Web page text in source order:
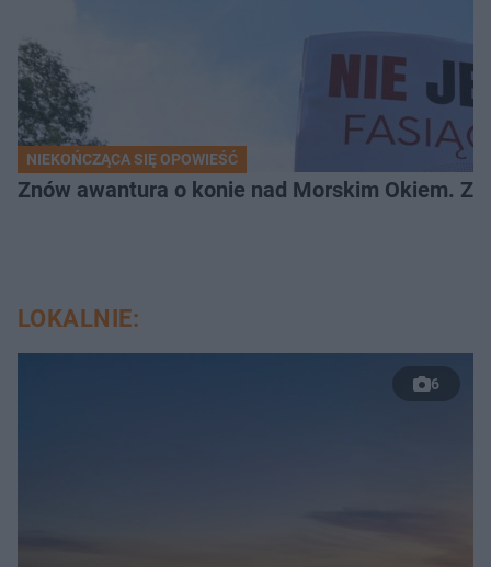
NIEKOŃCZĄCA SIĘ OPOWIEŚĆ
Znów awantura o konie nad Morskim Okiem.
LOKALNIE:
6